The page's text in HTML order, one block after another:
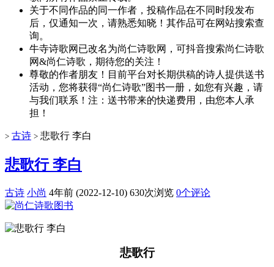
关于不同作品的同一作者，投稿作品在不同时段发布
后，仅通知一次，请熟悉知晓！其作品可在网站搜索查
询。
牛寺诗歌网已改名为尚仁诗歌网，可抖音搜索尚仁诗歌
网&尚仁诗歌，期待您的关注！
尊敬的作者朋友！目前平台对长期供稿的诗人提供送书
活动，您将获得“尚仁诗歌”图书一册，如您有兴趣，请
与我们联系！注：送书带来的快递费用，由您本人承
担！
> 古诗 > 悲歌行 李白
悲歌行 李白
古诗 小尚 4年前 (2022-12-10) 630次浏览 0个评论
悲歌行